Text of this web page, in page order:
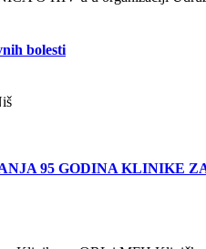
bolesti
95 GODINA KLINIKE